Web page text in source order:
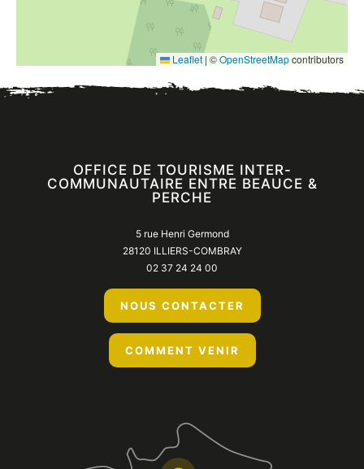
Leaflet | ©OpenStreetMapcontributors
OFFICE DE TOURISME INTER-
COMMUNAUTAIRE ENTRE BEAUCE &
PERCHE
5 rue Henri Germond
28120 ILLIERS-COMBRAY
02 37 24 24 00
NOUS CONTACTER
COMMENT VENIR